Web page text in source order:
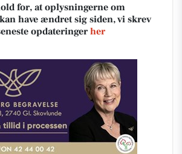
for, at oplysningerne om
have ændret sig siden, vi skrev
opdateringer her